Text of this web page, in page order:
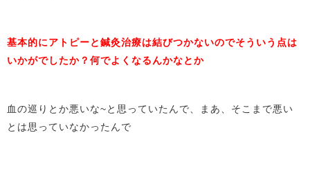
基本的にアトピーと鍼灸治療は結びつかないのでそういう点は
いかがでしたか？何でよくなるんかなとか
血の巡りとか悪いな~と思っていたんで、まあ、そこまで悪い
とは思っていなかったんで